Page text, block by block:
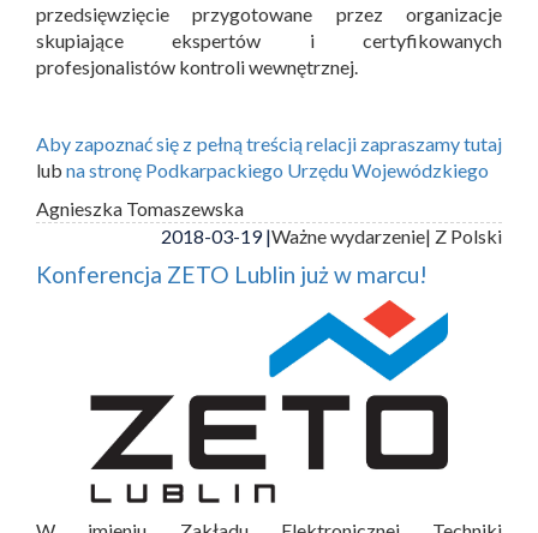
przedsięwzięcie przygotowane przez organizacje
skupiające ekspertów i certyfikowanych
profesjonalistów kontroli wewnętrznej.
Aby zapoznać się z pełną treścią relacji zapraszamy tutaj
lub na stronę Podkarpackiego Urzędu Wojewódzkiego
Agnieszka Tomaszewska
2018-03-19 |Ważne wydarzenie| Z Polski
Konferencja ZETO Lublin już w marcu!